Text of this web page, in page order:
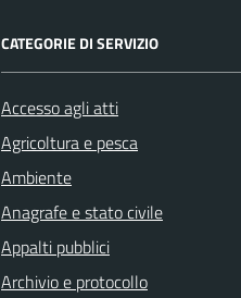
CATEGORIE DI SERVIZIO
Accesso agli atti
Agricoltura e pesca
Ambiente
Anagrafe e stato civile
Appalti pubblici
Archivio e protocollo